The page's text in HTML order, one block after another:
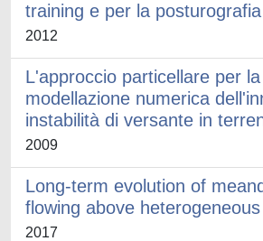
training e per la
2012
L'approccio particellare per la
modellazione numerica
instabilità di versante in
2009
Long-term evolution of
flowing above
2017